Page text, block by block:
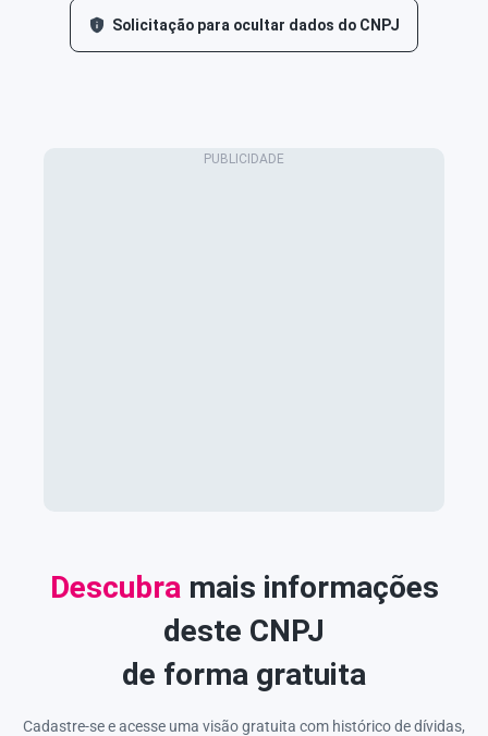
Solicitação para ocultar dados do CNPJ
Descubra mais informações
deste CNPJ
de forma gratuita
Cadastre-se e acesse uma visão gratuita com histórico de dívidas,